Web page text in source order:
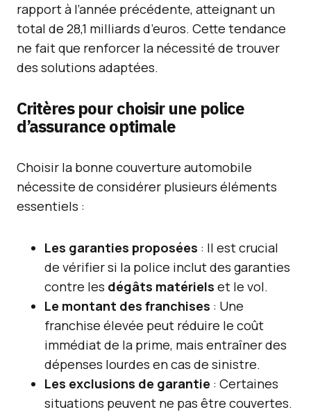
rapport à l’année précédente, atteignant un
total de 28,1 milliards d’euros. Cette tendance
ne fait que renforcer la nécessité de trouver
des solutions adaptées.
Critères pour choisir une police
d’assurance optimale
Choisir la bonne couverture automobile
nécessite de considérer plusieurs éléments
essentiels :
Les garanties proposées : Il est crucial
de vérifier si la police inclut des garanties
contre les dégâts matériels et le vol.
Le montant des franchises : Une
franchise élevée peut réduire le coût
immédiat de la prime, mais entraîner des
dépenses lourdes en cas de sinistre.
Les exclusions de garantie : Certaines
situations peuvent ne pas être couvertes.